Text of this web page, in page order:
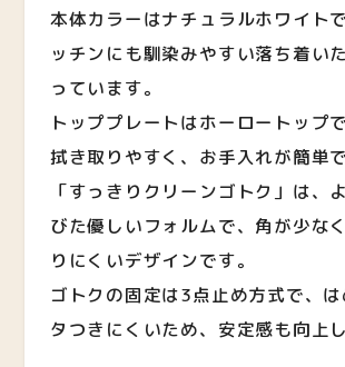
本体カラーはナチュラルホワイト
ッチンにも馴染みやすい落ち着い
っています。
トッププレートはホーロートップ
拭き取りやすく、お手入れが簡単で
「すっきりクリーンゴトク」は、
びた優しいフォルムで、角が少な
りにくいデザインです。
ゴトクの固定は3点止め方式で、
タつきにくいため、安定感も向上